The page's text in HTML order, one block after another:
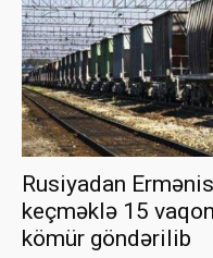
Rusiyadan
keçməklə 15
kömür göndərilib